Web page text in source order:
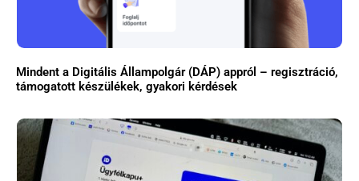
Mindent a Digitális Állampolgár (DÁP) appról – regisztráció,
támogatott készülékek, gyakori kérdések